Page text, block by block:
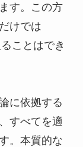
す。この方
けでは
ことはでき
に依拠する
すべてを適
。本質的な